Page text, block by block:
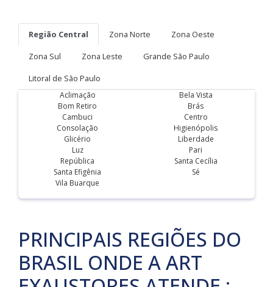
Região Central Zona Norte
Zona Oeste
Zona Sul
Zona Leste
Grande São Paulo
Litoral de São Paulo
Aclimação
Bela Vista
Bom Retiro
Brás
Cambuci
Centro
Consolação
Higienópolis
Glicério
Liberdade
Luz
Pari
República
Santa Cecília
Santa Efigênia
Sé
Vila Buarque
PRINCIPAIS REGIÕES DO
BRASIL ONDE A ART